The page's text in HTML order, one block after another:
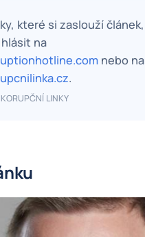
které si zaslouží článek,
na
nebo na
.
LINKY